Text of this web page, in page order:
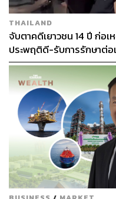
THAILAND
จับตาคดีเยาวชน 14 ปี ก่อ
ประพฤติดี-รับการรักษาต่อ